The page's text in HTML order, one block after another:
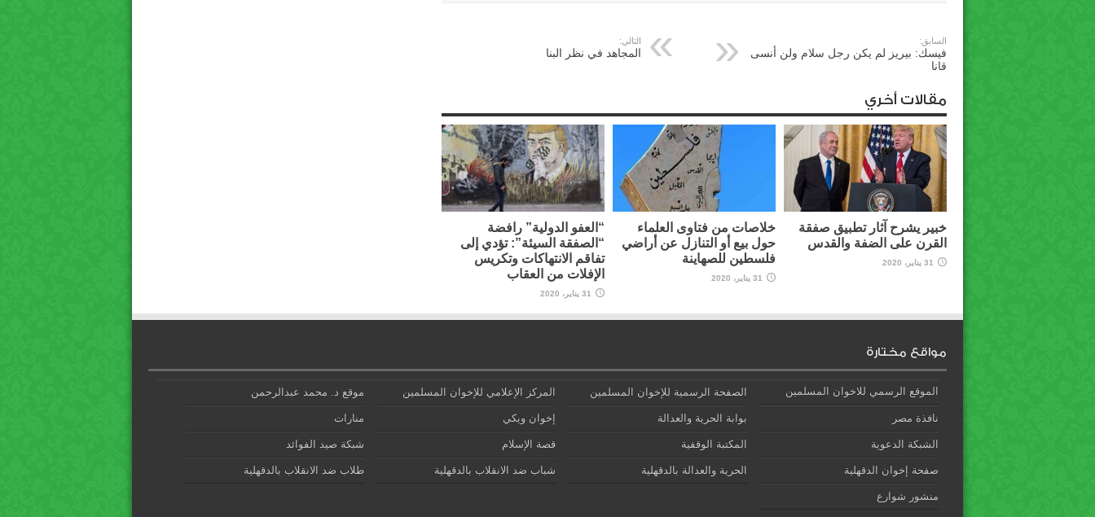
السابق:
فيسك: بيريز لم يكن رجل سلام ولن أنسى
قانا
التالي:
المجاهد في نظر البنا
مقالات أخري
خبير يشرح آثار تطبيق صفقة
القرن على الضفة والقدس
31 يناير، 2020
خلاصات من فتاوى العلماء
حول بيع أو التنازل عن أراضي
فلسطين للصهاينة
31 يناير، 2020
“العفو الدولية” رافضة
“الصفقة السيئة”: تؤدي إلى
تفاقم الانتهاكات وتكريس
الإفلات من العقاب
31 يناير، 2020
مواقع مختارة
الموقع الرسمي للاخوان المسلمين الصفحة الرسمية للإخوان المسلمين المركز الإعلامي للإخوان المسلمين موقع د. محمد عبدالرحمن
نافذة مصر بوابة الحرية والعدالة إخوان ويكي منارات
الشبكة الدعوية المكتبة الوقفية قصة الإسلام شبكة صيد الفوائد
صفحة إخوان الدقهلية الحرية والعدالة بالدقهلية شباب ضد الانقلاب بالدقهلية طلاب ضد الانقلاب بالدقهلية
منشور شوارع